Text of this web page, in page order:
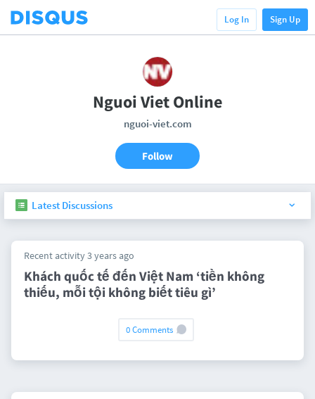
Log In Sign Up
Nguoi Viet Online
nguoi-viet.com
Follow
Latest Discussions
Recent activity 3 years ago
Khách quốc tế đến Việt Nam ‘tiền không
thiếu, mỗi tội không biết tiêu gì’
0 Comments